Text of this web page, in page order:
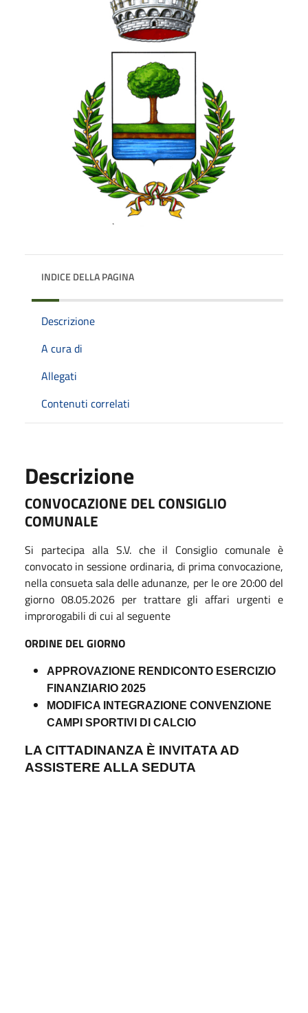
INDICE DELLA PAGINA
Descrizione
A cura di
Allegati
Contenuti correlati
Descrizione
CONVOCAZIONE DEL CONSIGLIO
COMUNALE
Si partecipa alla S.V. che il Consiglio comunale è
convocato in sessione ordinaria, di prima convocazione,
nella consueta sala delle adunanze, per le ore 20:00 del
giorno 08.05.2026 per trattare gli affari urgenti e
improrogabili di cui al seguente
ORDINE DEL GIORNO
APPROVAZIONE RENDICONTO ESERCIZIO
FINANZIARIO 2025
MODIFICA INTEGRAZIONE CONVENZIONE
CAMPI SPORTIVI DI CALCIO
LA CITTADINANZA È INVITATA AD
ASSISTERE ALLA SEDUTA